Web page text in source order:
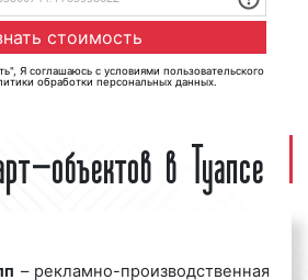
Я соглашаюсь с условиями пользовательского
обработки персональных данных
объектов в Туапсе
– рекламно-производственная